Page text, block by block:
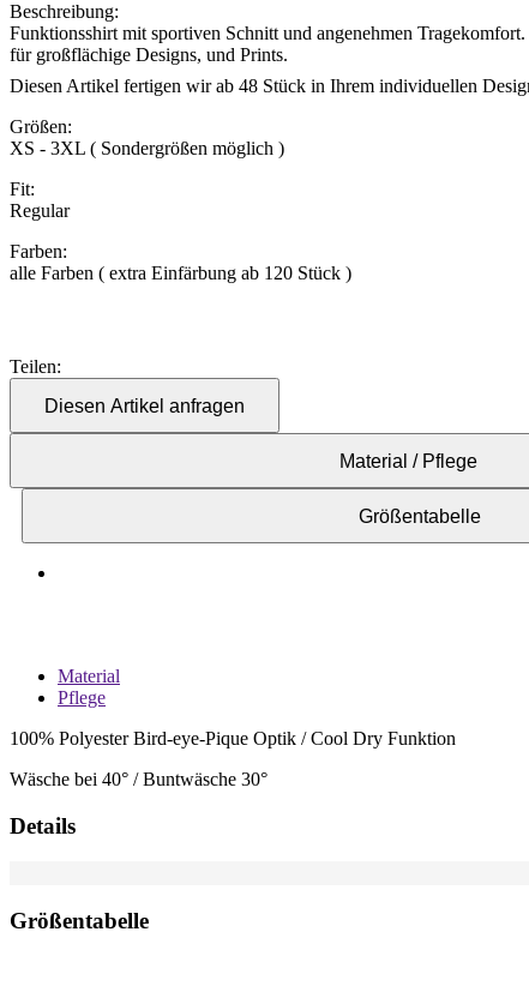
Beschreibung:
Funktionsshirt mit sportiven Schnitt und angenehmen
für großflächige Designs, und Prints.
Diesen Artikel fertigen wirab 48 Stück in Ihrem individuellen
Größen:
XS - 3XL ( Sondergrößen möglich )
Fit:
Regular
Farben:
alle Farben ( extra Einfärbung ab 120 Stück )
Teilen:
Diesen Artikel anfragen
Material / Pflege
Größentabelle
Material
Pflege
100% Polyester Bird-eye-Pique Optik / Cool Dry Funktion
Wäsche bei 40° / Buntwäsche 30°
Details
Größentabelle